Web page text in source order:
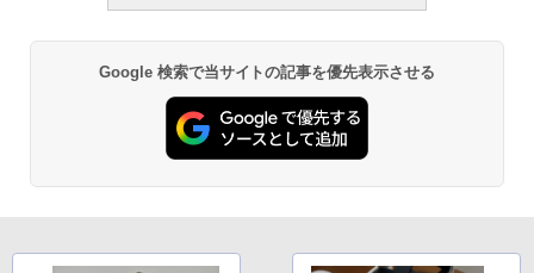
Google 検索で当サイトの記事を優先表示させる